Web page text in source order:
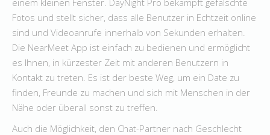
einem kleinen Fenster. DayNight Pro bekämpft gefälschte
Fotos und stellt sicher, dass alle Benutzer in Echtzeit online
sind und Videoanrufe innerhalb von Sekunden erhalten.
Die NearMeet App ist einfach zu bedienen und ermöglicht
es Ihnen, in kürzester Zeit mit anderen Benutzern in
Kontakt zu treten. Es ist der beste Weg, um ein Date zu
finden, Freunde zu machen und sich mit Menschen in der
Nähe oder überall sonst zu treffen.
Auch die Möglichkeit, den Chat-Partner nach Geschlecht